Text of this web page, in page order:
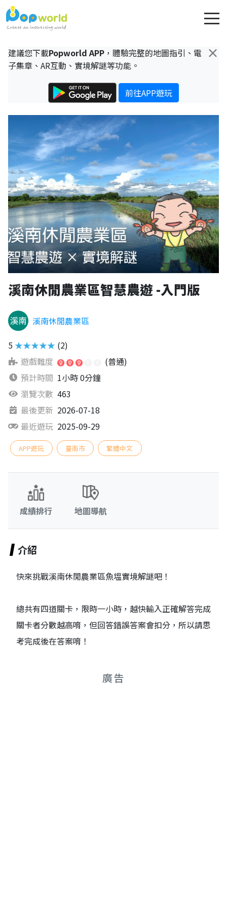
×
建議您下載Popworld APP ，體驗完整的地圖指引、電
子集章、AR互動、實境解謎等功能。
前往APP遊玩
溪南休閒農業區智慧農遊 -入門版
溪南休閒農業區
5 ★★★★★ (2)
遊戲難度
(普通)
預計時間 1小時 0分鐘
瀏覽次數 463
最後更新 2026-07-18
最近遊玩 2025-09-29
APP遊玩 臺南市 繁體中文
成績排行 地圖導航
介紹
快來挑戰溪南休閒農業區魚塭實境解謎吧！
總共有四道關卡，限時一小時，越快輸入正確解答完成
關卡者分數越高唷，但回答錯誤答案會扣分，所以請思
考完成後在答案唷！
廣告